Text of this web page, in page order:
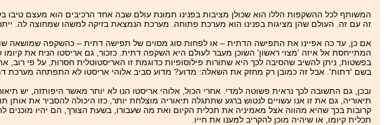
המשותף לכל ההשקפות הללו הוא שכולן מציבות בפנינו תמונת עולם שבה אחד הרכיבים הוא מעצם טיבו
זה עם זה. העולם שהן מציגות בפנינו הוא מערכת פתוחה. מערכת הנמצאת בזיקה למשהו שמחוצה לה.
אם כן, עד כה אפיינו את התפישה הדתית – או לפחות סוג מסוים של תפישה דתית – כהשקפה שמושאה
המתייחסת אל איזה 'מצוי ראשון' השוכן מעבר לעולם היא השקפה דתית. כזכור, גם אריסטו הניח את
בפשטות, ניתן להשיב שהסיבה לכך היא שתורות פילוסופיות כדוגמת זו האריסטוטלית חסרות, על פי
בשם 'דתות'. אבל זה כמובן רק מחזק את השאלה: מדוע? מדוע סביב אלוהי אריסטו לא התפתחה מערכת
ובכן, גם התשובה לכך נראית פשוטה למדי. אחרי הכול, אלוהי אריסטו הנו לא יותר מאשר היפותזה, יש
תיאוריה, גם את זו אנו עשויים לנטוש ברגע שתתגלה תיאוריה מוצלחת יותר, כזו היכולה להסביר את
קרובות בכך שהיא מהווה אצל מאמיניה את תכלית הקיום ואת מה שעבורו, בשעת הצורך, הם יהיו מוכנים
תכלית קיומו, או שיהיה מוכן להקריב למענו את חייו.